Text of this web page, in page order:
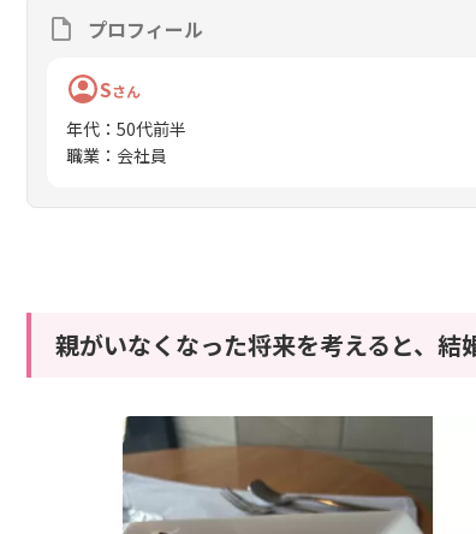
プロフィール
Sさん
年代 ： 50代前半
職業 ： 会社員
親がいなくなった将来を考えると、